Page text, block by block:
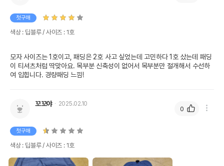
첫구매
색상 : 딥블루 / 사이즈 : 1호
모자 사이즈는 1호이고, 패딩은 2호 사고 싶었는데 고민하다 1호 샀는데 패딩
이 티셔츠처럼 딱맞아요. 목부분 신축성이 없어서 목부분만 절개해서 수선하
여 입힙니다. 경량패딩 느낌!
꼬꼬야 2025.02.10
첫구매
색상 : 딥블루 / 사이즈 : 1호
0